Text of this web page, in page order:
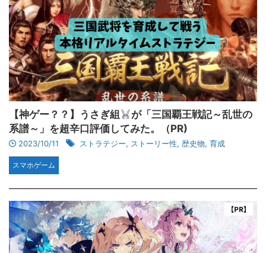
【神ゲー？？】うさぎ組
が「三国覇王戦記～乱世の
系譜～」を超辛口評価してみた。（PR)
2023/10/11 ストラテジー, ストーリー性, 歴史物, 育成
スマホゲーム